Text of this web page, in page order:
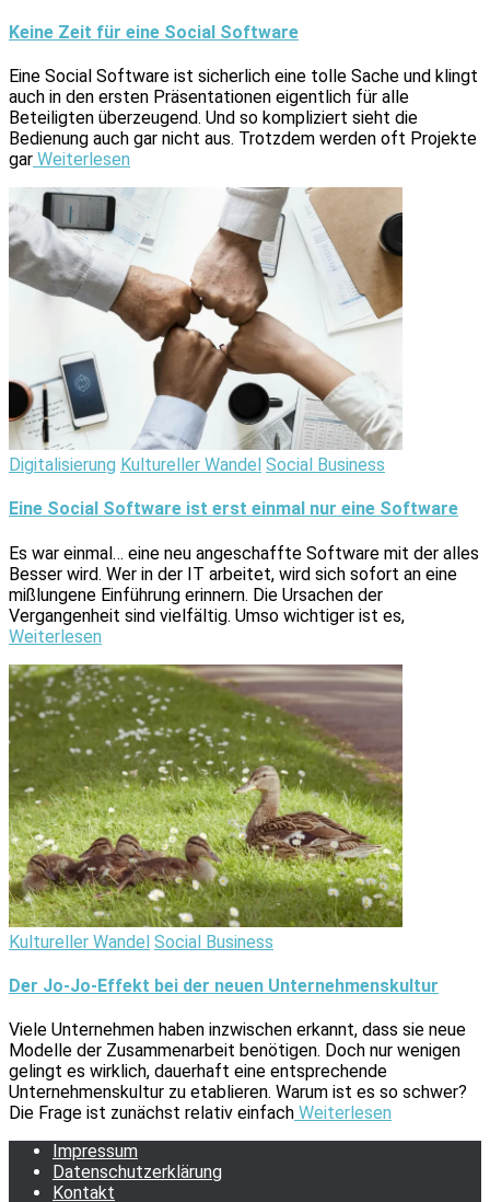
Keine Zeit für eine Social Software
Eine Social Software ist sicherlich eine tolle Sache und klingt
auch in den ersten Präsentationen eigentlich für alle
Beteiligten überzeugend. Und so kompliziert sieht die
Bedienung auch gar nicht aus. Trotzdem werden oft Projekte
gar Weiterlesen
Digitalisierung Kultureller Wandel Social Business
Eine Social Software ist erst einmal nur eine Software
Es war einmal… eine neu angeschaffte Software mit der alles
Besser wird. Wer in der IT arbeitet, wird sich sofort an eine
mißlungene Einführung erinnern. Die Ursachen der
Vergangenheit sind vielfältig. Umso wichtiger ist es,
Weiterlesen
Kultureller Wandel Social Business
Der Jo-Jo-Effekt bei der neuen Unternehmenskultur
Viele Unternehmen haben inzwischen erkannt, dass sie neue
Modelle der Zusammenarbeit benötigen. Doch nur wenigen
gelingt es wirklich, dauerhaft eine entsprechende
Unternehmenskultur zu etablieren. Warum ist es so schwer?
Die Frage ist zunächst relativ einfach Weiterlesen
Impressum
Datenschutzerklärung
Kontakt